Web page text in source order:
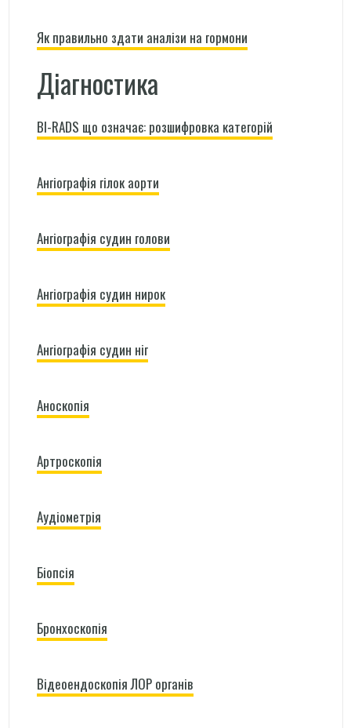
Як правильно здати аналізи на гормони
Діагностика
BI-RADS що означає: розшифровка категорій
Ангіографія гілок аорти
Ангіографія судин голови
Ангіографія судин нирок
Ангіографія судин ніг
Аноскопія
Артроскопія
Аудіометрія
Біопсія
Бронхоскопія
Відеоендоскопія ЛОР органів